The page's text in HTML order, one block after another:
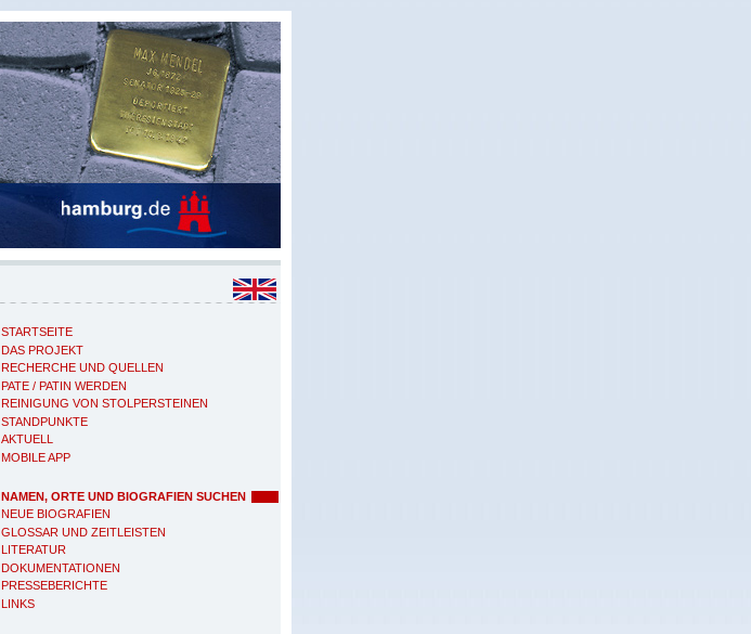
STARTSEITE
DAS PROJEKT
RECHERCHE UND QUELLEN
PATE / PATIN WERDEN
REINIGUNG VON STOLPERSTEINEN
STANDPUNKTE
AKTUELL
MOBILE APP
NAMEN, ORTE UND BIOGRAFIEN SUCHEN
NEUE BIOGRAFIEN
GLOSSAR UND ZEITLEISTEN
LITERATUR
DOKUMENTATIONEN
PRESSEBERICHTE
LINKS